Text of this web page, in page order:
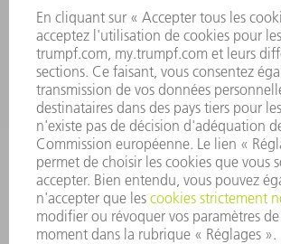
01 48 17 37 73
Lun - Jeu 08:00h - 16:30h
Ven 08:00h - 12:30h
outillages@fr.TRUMPF.com
CONTACT
Pièces Détachées
01 48 17 37 57
Lun – Ven 8:30h - 17:30h
pieces.detachees@trumpf.com